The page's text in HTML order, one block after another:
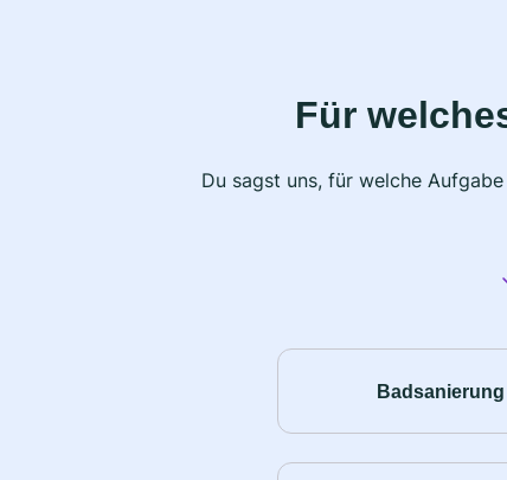
Für
Du sagst uns, für welche
Badsanierung